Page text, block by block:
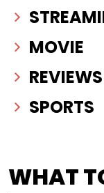
MOVIE
REVIEWS
SPORTS
WHAT